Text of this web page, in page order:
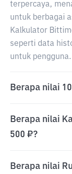
terpercaya,
untuk berbagai
Kalkulator
seperti data
untuk pengguna.
Berapa nilai
Berapa nilai
500 ₽?
Berapa nilai